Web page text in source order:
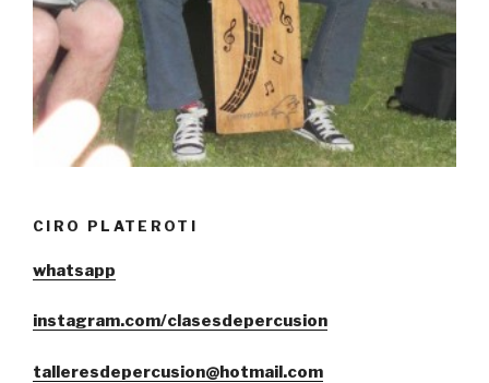
CIRO PLATEROTI
whatsapp
instagram.com/clasesdepercusion
talleresdepercusion@hotmail.com